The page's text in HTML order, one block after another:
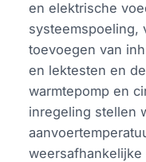
en elektrische
systeemspoeling,
toevoegen van
en lektesten en
warmtepomp en
inregeling stellen